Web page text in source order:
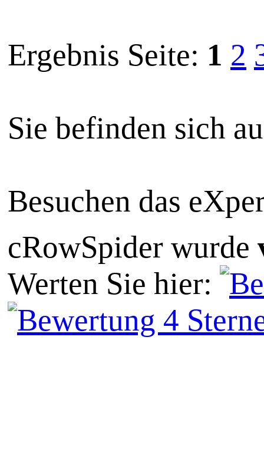
Ergebnis Seite: 1 2
Sie befinden sich
Besuchen das
cRowSpider wurde
Werten Sie hier: